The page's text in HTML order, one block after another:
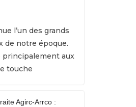
l’un des grands
de notre époque.
principalement aux
touche
Agirc-Arrco :